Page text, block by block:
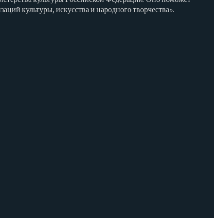
культуры, искусства и народного творчества».